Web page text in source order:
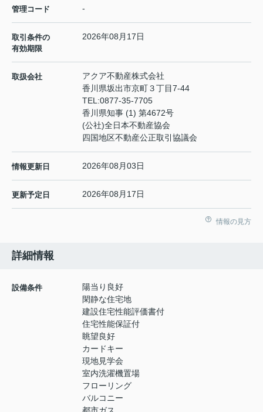
管理コード -
取引条件の
有効期限
2026年08月17日
取扱会社
アクア不動産株式会社
香川県坂出市京町３丁目7-44
TEL:0877-35-7705
香川県知事 (1) 第4672号
(公社)全日本不動産協会
四国地区不動産公正取引協議会
情報更新日 2026年08月03日
更新予定日 2026年08月17日
情報の見方
詳細情報
設備条件
陽当り良好
閑静な住宅地
建設住宅性能評価書付
住宅性能保証付
眺望良好
カードキー
現地見学会
室内洗濯機置場
フローリング
バルコニー